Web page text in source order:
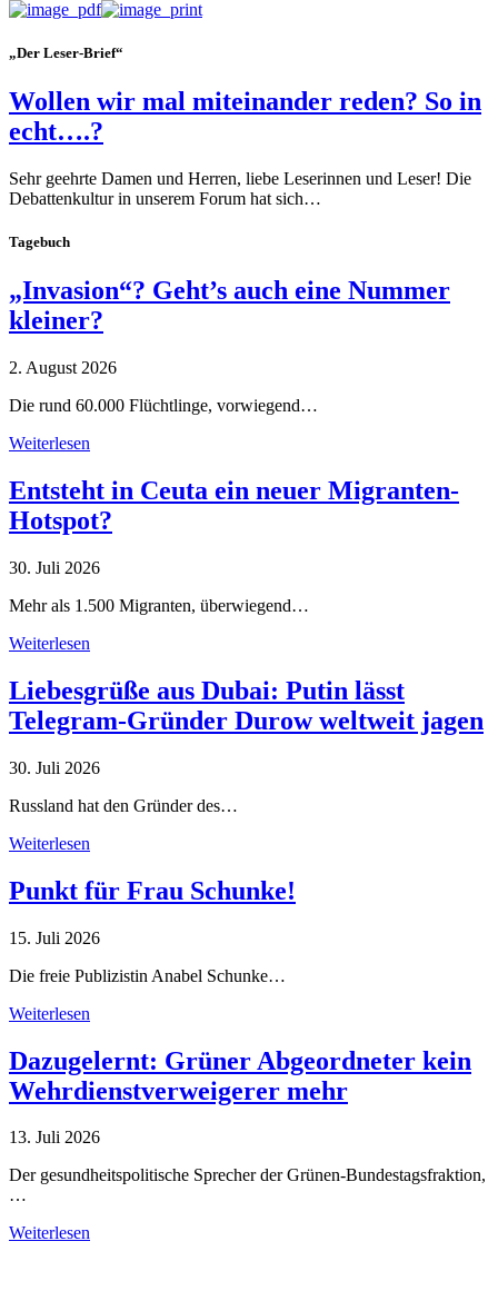
„Der Leser-Brief“
Wollen wir mal miteinander reden? So in
echt….?
Sehr geehrte Damen und Herren, liebe Leserinnen und Leser! Die
Debattenkultur in unserem Forum hat sich…
Tagebuch
„Invasion“? Geht’s auch eine Nummer
kleiner?
2. August 2026
Die rund 60.000 Flüchtlinge, vorwiegend…
Weiterlesen
Entsteht in Ceuta ein neuer Migranten-
Hotspot?
30. Juli 2026
Mehr als 1.500 Migranten, überwiegend…
Weiterlesen
Liebesgrüße aus Dubai: Putin lässt
Telegram-Gründer Durow weltweit jagen
30. Juli 2026
Russland hat den Gründer des…
Weiterlesen
Punkt für Frau Schunke!
15. Juli 2026
Die freie Publizistin Anabel Schunke…
Weiterlesen
Dazugelernt: Grüner Abgeordneter kein
Wehrdienstverweigerer mehr
13. Juli 2026
Der gesundheitspolitische Sprecher der Grünen-Bundestagsfraktion,
…
Weiterlesen